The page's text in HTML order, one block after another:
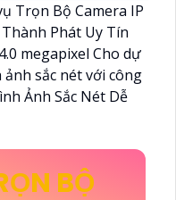
Trọn Bộ Camera IP
Phát Uy Tín
megapixel Cho dự
sắc nét với công
Ảnh Sắc Nét Dễ
BỘ